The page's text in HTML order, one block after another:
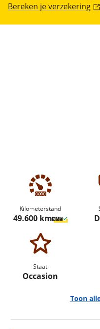
Kilometerstand
49.600 km
Staat
Occasion
Toon
Bereken je verzekering